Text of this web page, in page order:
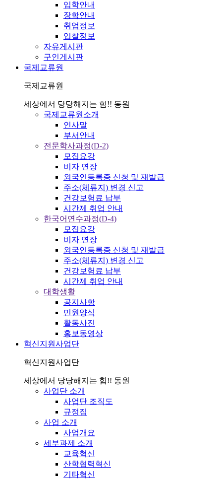
입학안내
장학안내
취업정보
입찰정보
자유게시판
구인게시판
국제교류원
국제교류원
세상에서 당당해지는 힘!! 동원
국제교류원소개
인사말
부서안내
전문학사과정(D-2)
모집요강
비자 연장
외국인등록증 신청 및 재발급
주소(체류지) 변경 신고
건강보험료 납부
시간제 취업 안내
한국어연수과정(D-4)
모집요강
비자 연장
외국인등록증 신청 및 재발급
주소(체류지) 변경 신고
건강보험료 납부
시간제 취업 안내
대학생활
공지사항
민원양식
활동사진
홍보동영상
혁신지원사업단
혁신지원사업단
세상에서 당당해지는 힘!! 동원
사업단 소개
사업단 조직도
규정집
사업 소개
사업개요
세부과제 소개
교육혁신
산학협력혁신
기타혁신